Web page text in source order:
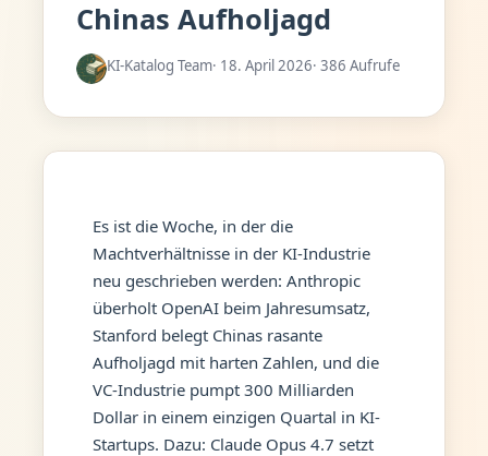
Chinas Aufholjagd
KI-Katalog Team· 18. April 2026· 386 Aufrufe
Es ist die Woche, in der die
Machtverhältnisse in der KI-Industrie
neu geschrieben werden: Anthropic
überholt OpenAI beim Jahresumsatz,
Stanford belegt Chinas rasante
Aufholjagd mit harten Zahlen, und die
VC-Industrie pumpt 300 Milliarden
Dollar in einem einzigen Quartal in KI-
Startups. Dazu: Claude Opus 4.7 setzt